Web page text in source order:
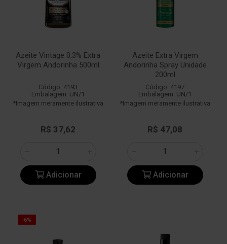
Azeite Vintage 0,3% Extra
Virgem Andorinha 500ml
Código: 4193
Embalagem: UN/1
*Imagem meramente ilustrativa
R$ 37,62
Adicionar
Azeite Extra Virgem
Andorinha Spray Unidade
200ml
Código: 4197
Embalagem: UN/1
*Imagem meramente ilustrativa
R$ 47,08
Adicionar
-6%